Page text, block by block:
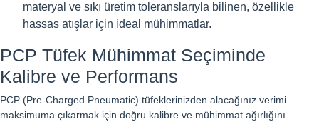
materyal ve sıkı üretim toleranslarıyla bilinen, özellikle
hassas atışlar için ideal mühimmatlar.
PCP Tüfek Mühimmat Seçiminde
Kalibre ve Performans
PCP (Pre-Charged Pneumatic) tüfeklerinizden alacağınız verimi
maksimuma çıkarmak için doğru kalibre ve mühimmat ağırlığını